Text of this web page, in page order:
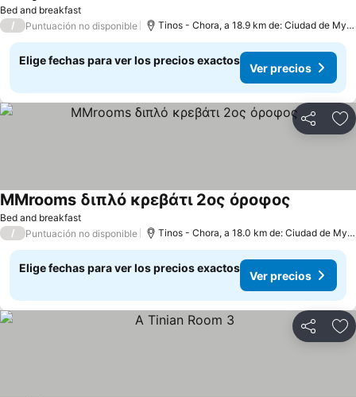
Bed and breakfast
/ Puntuación no disponible Tinos - Chora, a 18.9 km de: Ciudad de Mykonos
Elige fechas para ver los precios exactos
Ver precios
Compartir
Bed and breakfast
MMrooms διπλό κρεβάτι 2ος όροφος
/ Puntuación no disponible Tinos - Chora, a 18.0 km de: Ciudad de Mykonos
Elige fechas para ver los precios exactos
Ver precios
Compartir